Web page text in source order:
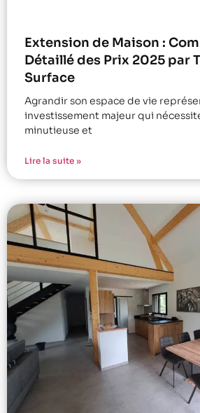
Extension de Maison :
Détaillé des Prix 2025 par
Surface
Agrandir son espace de vie
investissement majeur qui
minutieuse et
Lire la suite »